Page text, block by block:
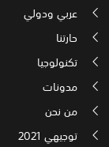
عربي ودولي
حارتنا
تكنولوجيا
مدونات
من نحن
توجيهي 2021